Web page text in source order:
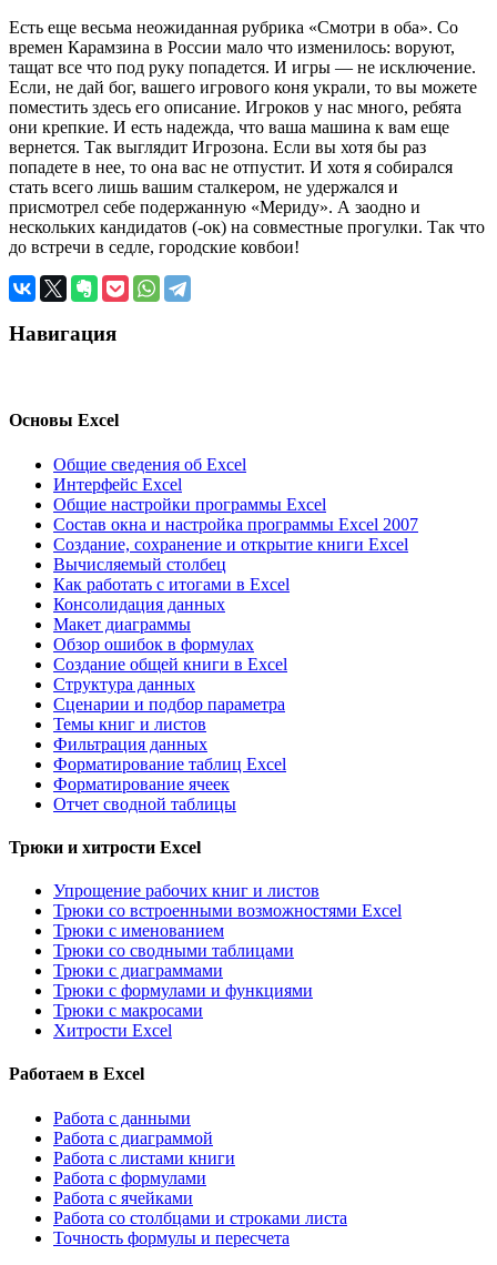
Есть еще весьма неожиданная рубрика «Смотри в оба». Со
времен Карамзина в России мало что изменилось: воруют,
тащат все что под руку попадется. И игры — не исключение.
Если, не дай бог, вашего игрового коня украли, то вы можете
поместить здесь его описание. Игроков у нас много, ребята
они крепкие. И есть надежда, что ваша машина к вам еще
вернется. Так выглядит Игрозона. Если вы хотя бы раз
попадете в нее, то она вас не отпустит. И хотя я собирался
стать всего лишь вашим сталкером, не удержался и
присмотрел себе подержанную «Мериду». А заодно и
нескольких кандидатов (-ок) на совместные прогулки. Так что
до встречи в седле, городские ковбои!
Навигация
Основы Excel
Общие сведения об Excel
Интерфейс Excel
Общие настройки программы Excel
Состав окна и настройка программы Excel 2007
Создание, сохранение и открытие книги Excel
Вычисляемый столбец
Как работать с итогами в Excel
Консолидация данных
Макет диаграммы
Обзор ошибок в формулах
Создание общей книги в Excel
Структура данных
Сценарии и подбор параметра
Темы книг и листов
Фильтрация данных
Форматирование таблиц Excel
Форматирование ячеек
Отчет сводной таблицы
Трюки и хитрости Excel
Упрощение рабочих книг и листов
Трюки со встроенными возможностями Excel
Трюки с именованием
Трюки со сводными таблицами
Трюки с диаграммами
Трюки с формулами и функциями
Трюки с макросами
Хитрости Excel
Работаем в Excel
Работа с данными
Работа с диаграммой
Работа с листами книги
Работа с формулами
Работа с ячейками
Работа со столбцами и строками листа
Точность формулы и пересчета